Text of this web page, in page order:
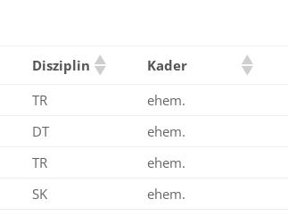
Disziplin Kader
TR ehem.
DT ehem.
TR
ehem.
SK ehem.